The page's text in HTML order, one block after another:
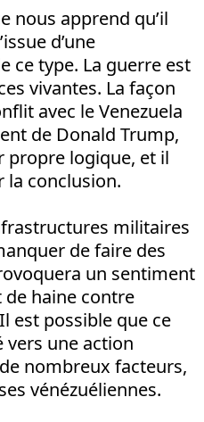
nous apprend qu’il
d’une
ce type. La guerre est
vivantes. La façon
avec le Venezuela
de Donald Trump,
propre logique, et il
la conclusion.
militaires
de faire des
un sentiment
haine contre
est possible que ce
vers une action
nombreux facteurs,
vénézuéliennes.